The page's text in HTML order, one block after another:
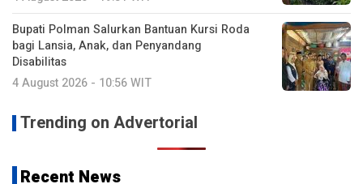
Bupati Polman Salurkan Bantuan Kursi Roda
bagi Lansia, Anak, dan Penyandang
Disabilitas
4 August 2026 - 10:56 WIT
Trending on Advertorial
Recent News